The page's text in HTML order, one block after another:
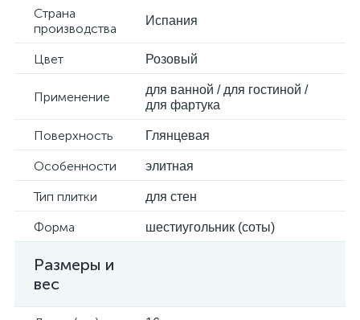
Страна
производства
Испания
Цвет Розовый
Применение
для ванной / для гостиной /
для фартука
Поверхность Глянцевая
Особенности элитная
Тип плитки для стен
Форма шестиугольник (соты)
Размеры и
вес